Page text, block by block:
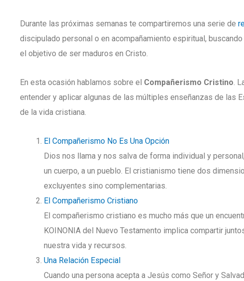
Durante las próximas semanas te compartiremos una serie de
discipulado personal o en acompañamiento espiritual,
el objetivo de ser maduros en Cristo.
En esta ocasión hablamos sobre el Compañerismo Cristino.
entender y aplicar algunas de las múltiples enseñanzas de las
de la vida cristiana.
El Compañerismo No Es Una Opción
Dios nos llama y nos salva de forma individual y
un cuerpo, a un pueblo. El cristianismo tiene dos
excluyentes sino complementarias.
El Compañerismo Cristiano
El compañerismo cristiano es mucho más que un
KOINONIA del Nuevo Testamento implica compartir
nuestra vida y recursos.
Una Relación Especial
Cuando una persona acepta a Jesús como Señor y